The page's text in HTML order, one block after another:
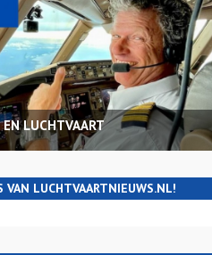
EN LUCHTVAART
VAN LUCHTVAARTNIEUWS.NL!